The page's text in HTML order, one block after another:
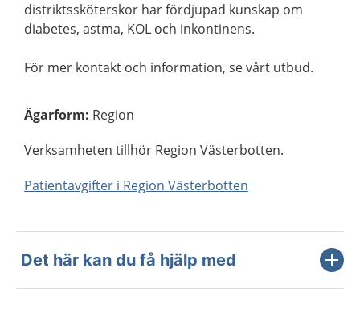
distriktssköterskor har fördjupad kunskap om
diabetes, astma, KOL och inkontinens.
För mer kontakt och information, se vårt utbud.
Ägarform: Region
Verksamheten tillhör Region Västerbotten.
Patientavgifter i Region Västerbotten
Det här kan du få hjälp med